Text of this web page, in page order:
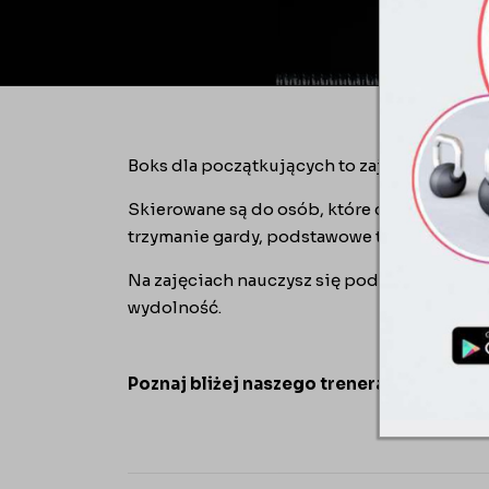
Boks dla początkujących to zajęcia
Skierowane są do osób, które chcą
trzymanie gardy, podstawowe techniki
Na zajęciach nauczysz się podstawowych
wydolność.
Poznaj bliżej naszego trenera boksu